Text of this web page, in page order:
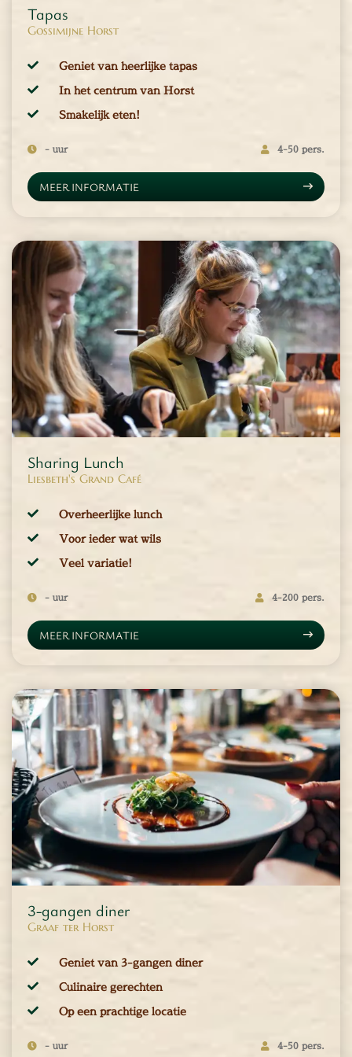
dagje
verzorgd
Tours
dagje
Room
verzorgd
Tours
Tapas
Gossimijne Horst
Geniet van heerlijke tapas
In het centrum van Horst
Smakelijk eten!
- uur 4-50 pers.
MEER INFORMATIE
Sharing Lunch
Liesbeth's Grand Café
Overheerlijke lunch
Voor ieder wat wils
Veel variatie!
- uur 4-200 pers.
MEER INFORMATIE
3-gangen diner
Graaf ter Horst
Geniet van 3-gangen diner
Culinaire gerechten
Op een prachtige locatie
- uur 4-50 pers.